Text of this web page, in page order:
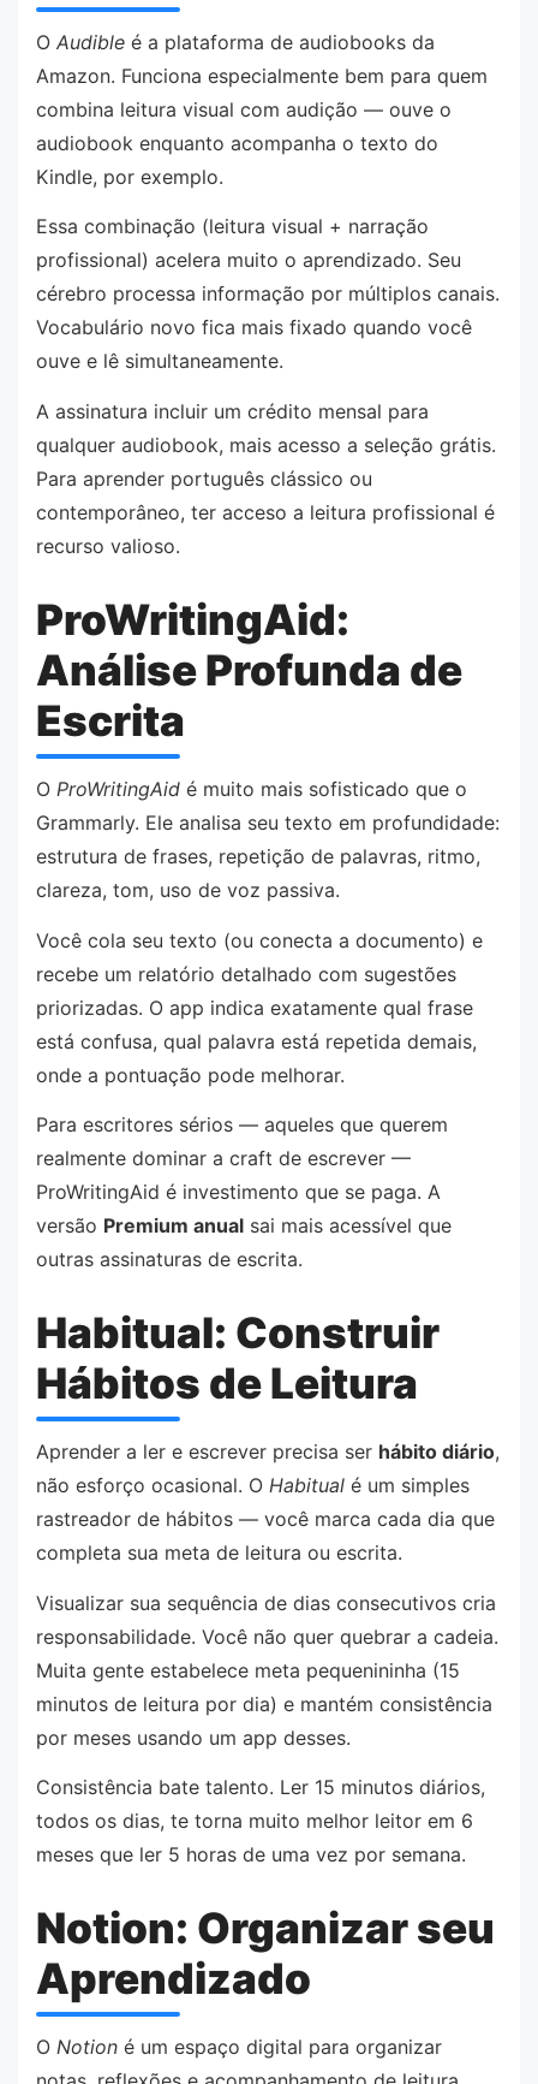
O Audible é a plataforma de audiobooks da
Amazon. Funciona especialmente bem para quem
combina leitura visual com audição — ouve o
audiobook enquanto acompanha o texto do
Kindle, por exemplo.
Essa combinação (leitura visual + narração
profissional) acelera muito o aprendizado. Seu
cérebro processa informação por múltiplos canais.
Vocabulário novo fica mais fixado quando você
ouve e lê simultaneamente.
A assinatura incluir um crédito mensal para
qualquer audiobook, mais acesso a seleção grátis.
Para aprender português clássico ou
contemporâneo, ter acceso a leitura profissional é
recurso valioso.
ProWritingAid:
Análise Profunda de
Escrita
O ProWritingAid é muito mais sofisticado que o
Grammarly. Ele analisa seu texto em profundidade:
estrutura de frases, repetição de palavras, ritmo,
clareza, tom, uso de voz passiva.
Você cola seu texto (ou conecta a documento) e
recebe um relatório detalhado com sugestões
priorizadas. O app indica exatamente qual frase
está confusa, qual palavra está repetida demais,
onde a pontuação pode melhorar.
Para escritores sérios — aqueles que querem
realmente dominar a craft de escrever —
ProWritingAid é investimento que se paga. A
versão Premium anual sai mais acessível que
outras assinaturas de escrita.
Habitual: Construir
Hábitos de Leitura
Aprender a ler e escrever precisa ser hábito diário,
não esforço ocasional. O Habitual é um simples
rastreador de hábitos — você marca cada dia que
completa sua meta de leitura ou escrita.
Visualizar sua sequência de dias consecutivos cria
responsabilidade. Você não quer quebrar a cadeia.
Muita gente estabelece meta pequenininha (15
minutos de leitura por dia) e mantém consistência
por meses usando um app desses.
Consistência bate talento. Ler 15 minutos diários,
todos os dias, te torna muito melhor leitor em 6
meses que ler 5 horas de uma vez por semana.
Notion: Organizar seu
Aprendizado
O Notion é um espaço digital para organizar